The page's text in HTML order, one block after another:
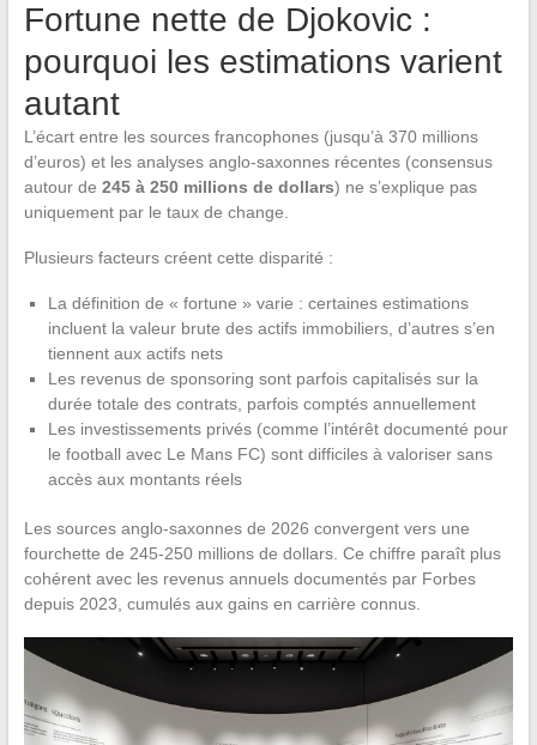
Fortune nette de Djokovic :
pourquoi les estimations varient
autant
L’écart entre les sources francophones (jusqu’à 370 millions
d’euros) et les analyses anglo-saxonnes récentes (consensus
autour de 245 à 250 millions de dollars) ne s’explique pas
uniquement par le taux de change.
Plusieurs facteurs créent cette disparité :
La définition de « fortune » varie : certaines estimations
incluent la valeur brute des actifs immobiliers, d’autres s’en
tiennent aux actifs nets
Les revenus de sponsoring sont parfois capitalisés sur la
durée totale des contrats, parfois comptés annuellement
Les investissements privés (comme l’intérêt documenté pour
le football avec Le Mans FC) sont difficiles à valoriser sans
accès aux montants réels
Les sources anglo-saxonnes de 2026 convergent vers une
fourchette de 245-250 millions de dollars. Ce chiffre paraît plus
cohérent avec les revenus annuels documentés par Forbes
depuis 2023, cumulés aux gains en carrière connus.